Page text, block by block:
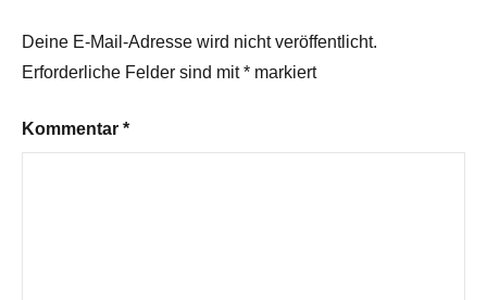
Deine E-Mail-Adresse wird nicht veröffentlicht.
Erforderliche Felder sind mit* markiert
Kommentar *